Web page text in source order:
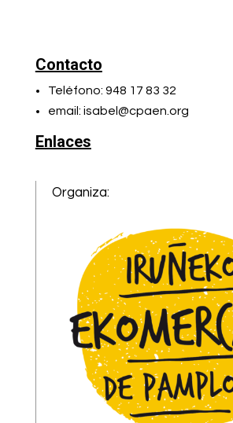
Contacto
Teléfono: 948 17 83 32
email: isabel@cpaen.org
Enlaces
Organiza: